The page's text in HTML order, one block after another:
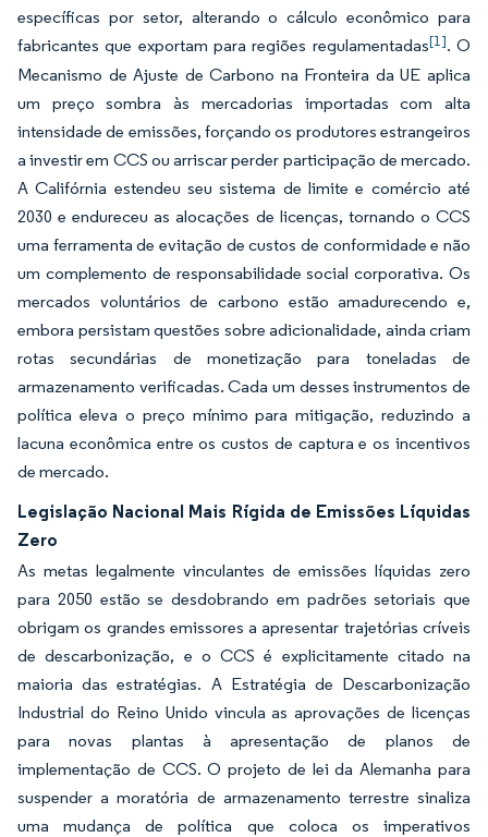
específicas por setor, alterando o cálculo econômico para
fabricantes que exportam para regiões regulamentadas[1]. O
Mecanismo de Ajuste de Carbono na Fronteira da UE aplica
um preço sombra às mercadorias importadas com alta
intensidade de emissões, forçando os produtores estrangeiros
a investir em CCS ou arriscar perder participação de mercado.
A Califórnia estendeu seu sistema de limite e comércio até
2030 e endureceu as alocações de licenças, tornando o CCS
uma ferramenta de evitação de custos de conformidade e não
um complemento de responsabilidade social corporativa. Os
mercados voluntários de carbono estão amadurecendo e,
embora persistam questões sobre adicionalidade, ainda criam
rotas secundárias de monetização para toneladas de
armazenamento verificadas. Cada um desses instrumentos de
política eleva o preço mínimo para mitigação, reduzindo a
lacuna econômica entre os custos de captura e os incentivos
de mercado.
Legislação Nacional Mais Rígida de Emissões Líquidas
Zero
As metas legalmente vinculantes de emissões líquidas zero
para 2050 estão se desdobrando em padrões setoriais que
obrigam os grandes emissores a apresentar trajetórias críveis
de descarbonização, e o CCS é explicitamente citado na
maioria das estratégias. A Estratégia de Descarbonização
Industrial do Reino Unido vincula as aprovações de licenças
para novas plantas à apresentação de planos de
implementação de CCS. O projeto de lei da Alemanha para
suspender a moratória de armazenamento terrestre sinaliza
uma mudança de política que coloca os imperativos